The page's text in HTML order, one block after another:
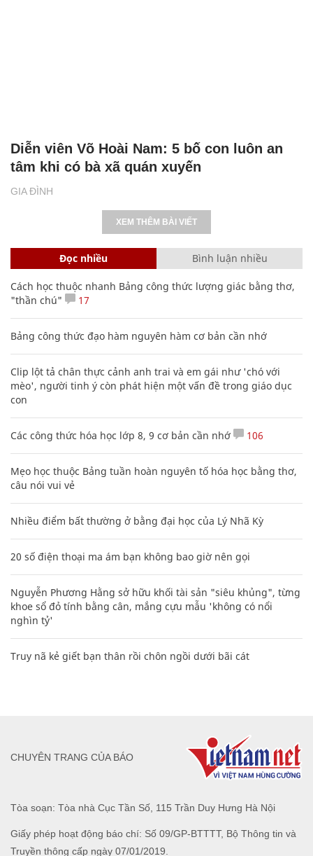
GIA ĐÌNH
Diễn viên Võ Hoài Nam: 5 bố con luôn an
tâm khi có bà xã quán xuyến
XEM THÊM BÀI VIẾT
Đọc nhiều Bình luận nhiều
Cách học thuộc nhanh Bảng công thức lượng giác bằng thơ,
"thần chú"
17
Bảng công thức đạo hàm nguyên hàm cơ bản cần nhớ
Clip lột tả chân thực cảnh anh trai và em gái như 'chó với
mèo', người tinh ý còn phát hiện một vấn đề trong giáo dục
con
Các công thức hóa học lớp 8, 9 cơ bản cần nhớ 106
Mẹo học thuộc Bảng tuần hoàn nguyên tố hóa học bằng thơ,
câu nói vui vẻ
Nhiều điểm bất thường ở bằng đại học của Lý Nhã Kỳ
20 số điện thoại ma ám bạn không bao giờ nên gọi
Nguyễn Phương Hằng sở hữu khối tài sản "siêu khủng", từng
khoe sổ đỏ tính bằng cân, mắng cựu mẫu 'không có nổi
nghìn tỷ'
Truy nã kẻ giết bạn thân rồi chôn ngồi dưới bãi cát
Tòa soạn: Tòa nhà Cục Tần Số, 115 Trần Duy Hưng Hà Nội
Giấy phép hoạt động báo chí: Số 09/GP-BTTTT, Bộ Thông tin và
Truyền thông cấp ngày 07/01/2019.
CHUYÊN TRANG CỦA BÁO